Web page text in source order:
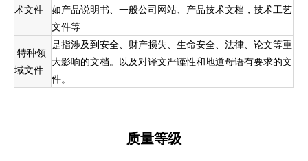
术文件
如产品说明书、一般公司网站、产品技术文档，技术工艺
文件等
特种领
域文件
是指涉及到安全、财产损失、生命安全、法律、论文等重
大影响的文档。以及对译文严谨性和地道母语有要求的文
件。
质量等级